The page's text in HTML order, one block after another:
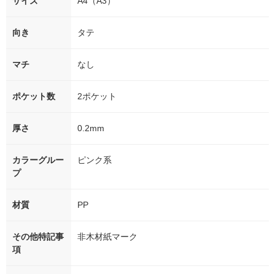
向き タテ
マチ なし
ポケット数 2ポケット
厚さ 0.2mm
カラーグルー
プ
ピンク系
材質 PP
その他特記事
項
非木材紙マーク